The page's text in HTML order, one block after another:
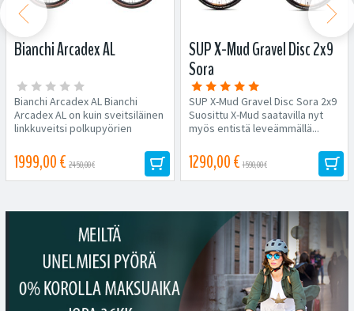
Bianchi Arcadex AL
Bianchi Arcadex AL Bianchi
Arcadex AL on kuin sveitsiläinen
linkkuveitsi polkupyörien
kestävä...
1999,00 € 2450,00 €
SUP X-Mud Gravel Disc 2x9
Sora
SUP X-Mud Gravel Disc Sora 2x9
Suosittu X-Mud saatavilla nyt
myös entistä leveämmällä...
1290,00 € 1590,00 €
 